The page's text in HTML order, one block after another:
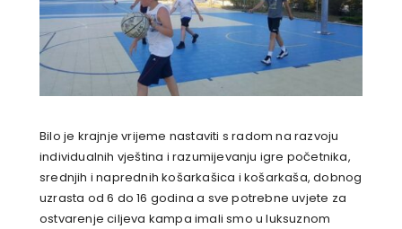
Bilo je krajnje vrijeme nastaviti s radom na razvoju
individualnih vještina i razumijevanju igre početnika,
srednjih i naprednih košarkašica i košarkaša, dobnog
uzrasta od 6 do 16 godina a sve potrebne uvjete za
ostvarenje ciljeva kampa imali smo u luksuznom